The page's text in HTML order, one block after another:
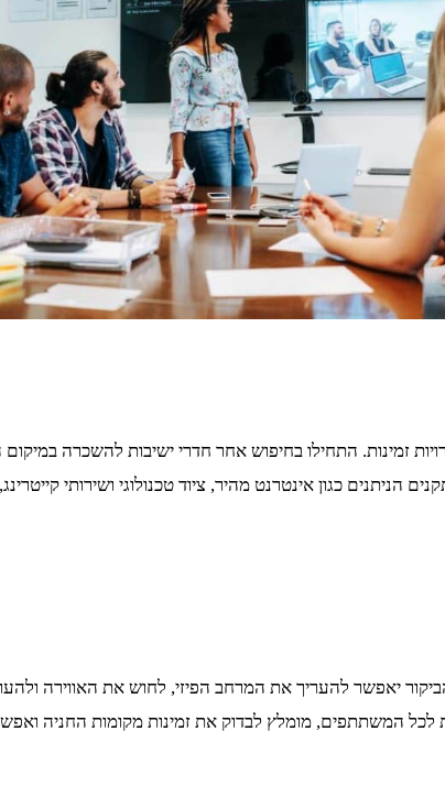
זמינות. התחילו בחיפוש אחר חדרי ישיבות להשכרה
הניתנים כגון אינטרנט מהיר, ציוד טכנולוגי ושירותי
יאפשר להעריך את המרחב הפיזי, לחוש את האווירה
לכל המשתתפים, מומלץ לבדוק את זמינות מקומות החניה